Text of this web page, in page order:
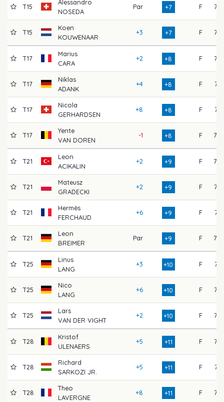
T15
Alessandro
NOSEDA
Par +7 F 76
T15
Koen
KOUWENAAR
+3 +7 F 75
T17
Marius
CARA
+2 +8 F 76
T17
Niklas
ADANK
+4 +8 F 74
T17
Nicola
GERHARDSEN
+8 +8 F 74
T17
Yente
VAN DOREN
-1 +8 F 78
T21
Leon
ACIKALIN
+2 +9 F 78
T21
Mateusz
GRADECKI
+2 +9 F 76
T21
Hermès
FERCHAUD
+6 +9 F 71
T21
Leon
BREIMER
Par +9 F 79
T25
Linus
LANG
+3 +10 F 74
T25
Nico
LANG
+6 +10 F 73
T25
Lars
VAN DER VIGHT
+2 +10 F 76
T28
Kristof
ULENAERS
+5 +11 F 75
T28
Richard
SARKOZI JR.
+5 +11 F 74
T28
Theo
LAVERGNE
+8 +11 F 72